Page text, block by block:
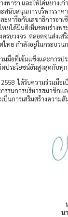
ารา และให้โค่นยางเ
สนับสนุนการบริหารรา
ะหารือกับเลขาธิการอา
ยได้มีมติเห็นชอบร่างพ
ครบวงจร ตลอดจนส่ง
ไทย กำลังอยู่ในกระบ
มมือที่เข้มแข็งและกา
ดประโยชน์อันสูงสุดกับทุ
2558 ได้รับความร่วมมือ
รรมการบริหารสมาชิกแ
ป็นการเสริมสร้างควา
น